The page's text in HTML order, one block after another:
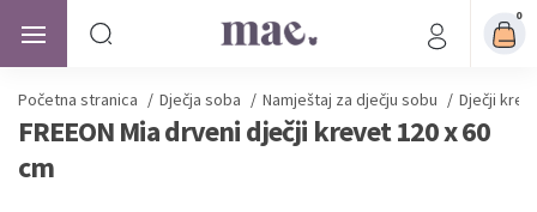
0
Početna stranica / Dječja soba / Namještaj za dječju sobu / Dječji
FREEON Mia drveni dječji krevet 120 x 60
cm